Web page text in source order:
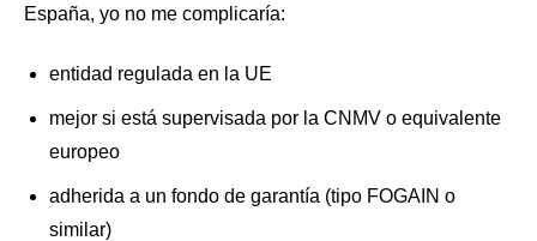
España, yo no me complicaría:
entidad regulada en la UE
mejor si está supervisada por la CNMV o equivalente
europeo
adherida a un fondo de garantía (tipo FOGAIN o
similar)